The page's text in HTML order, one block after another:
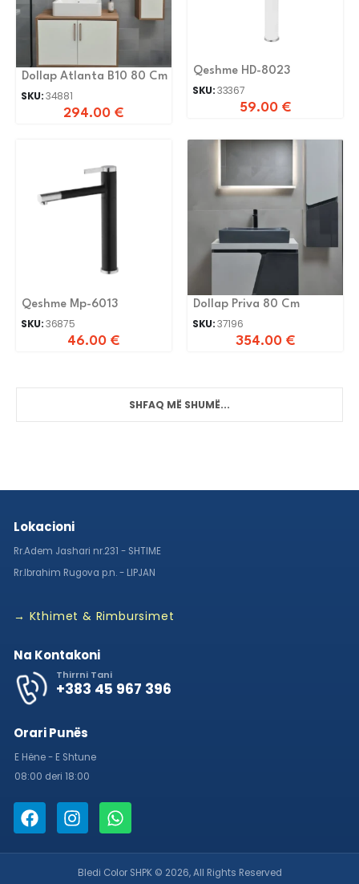
Dollap Atlanta B10 80 Cm
SKU:34881
294.00 €
Qeshme HD-8023
SKU:33367
59.00 €
Qeshme Mp-6013
SKU:36875
46.00 €
Dollap Priva 80 Cm
SKU:37196
354.00 €
SHFAQ MË SHUMË...
Lokacioni
Rr.Adem Jashari nr.231 - SHTIME
Rr.Ibrahim Rugova p.n. - LIPJAN
→ Kthimet & Rimbursimet
Na Kontakoni
Thirrni Tani
+383 45 967 396
Orari Punës
E Hëne - E Shtune
08:00 deri 18:00
Bledi Color SHPK © 2026, All Rights Reserved